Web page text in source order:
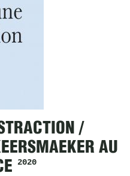
/
AU
2020